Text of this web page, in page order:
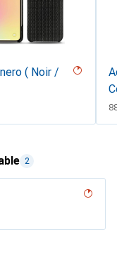
( Noir /
2